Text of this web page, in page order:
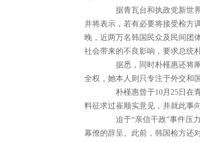
据青瓦台和执政党新世界
并将表示，若有必要将接受检方
晚，近两万名韩国民众及民间团
社会带来的不良影响，要求总统
据悉，同时朴槿惠还将阐
全权，她本人则只专注于外交和国
朴槿惠曾于10月25日在青
料征求过崔顺实意见，并就此事
迫于“亲信干政”事件压力
幕僚的辞呈。此前，韩国检方还